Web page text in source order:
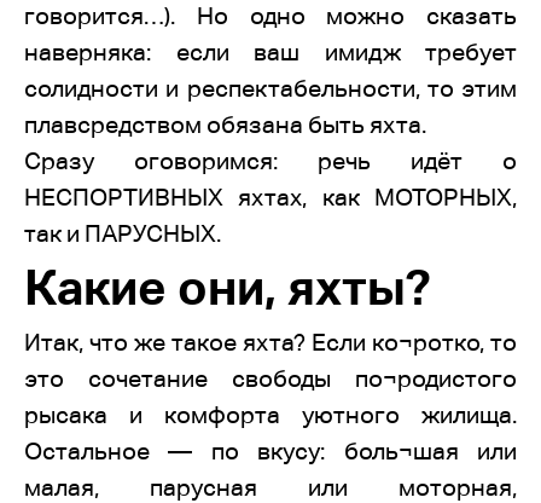
говорится…). Но одно можно сказать
наверняка: если ваш имидж требует
солидности и респектабельности, то этим
плавсредством обязана быть яхта.
Сразу оговоримся: речь идёт о
НЕСПОРТИВНЫХ яхтах, как МОТОРНЫХ,
так и ПАРУСНЫХ.
Какие они, яхты?
Итак, что же такое яхта? Если ко¬ротко, то
это сочетание свободы по¬родистого
рысака и комфорта уютного жилища.
Остальное — по вкусу: боль¬шая или
малая, парусная или моторная,